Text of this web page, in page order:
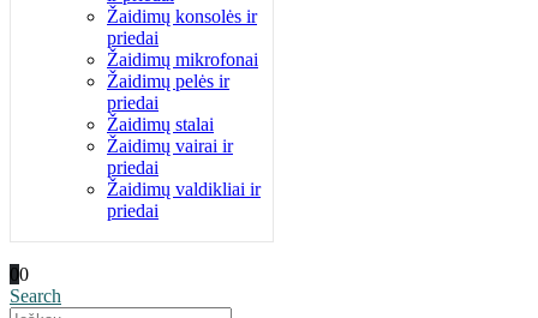
Žaidimų konsolės ir
priedai
Žaidimų mikrofonai
Žaidimų pelės ir
priedai
Žaidimų stalai
Žaidimų vairai ir
priedai
Žaidimų valdikliai ir
priedai
00
Search